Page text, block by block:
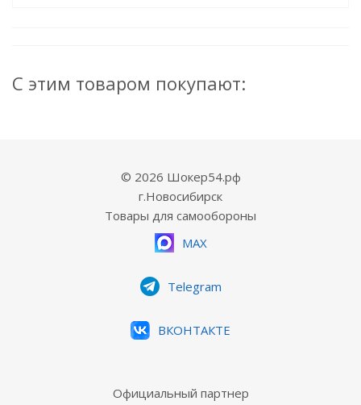
С этим товаром покупают:
© 2026 Шокер54.рф
г.Новосибирск
Товары для самообороны
MAX
Telegram
ВКОНТАКТЕ
Официальный партнер